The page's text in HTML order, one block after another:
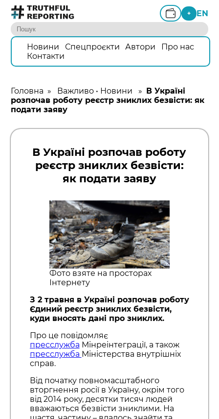
+ EN
Новини Спецпроєкти Автори
Про нас
Контакти
Головна » Важливо • Новини » В Україні
розпочав роботу реєстр зниклих безвісти: як
подати заяву
В Україні розпочав роботу
реєстр зниклих безвісти:
як подати заяву
Фото взяте на просторах
Інтернету
З 2 травня в Україні розпочав роботу
Єдиний реєстр зниклих безвісти,
куди вносять дані про зниклих.
Про це повідомляє
пресслужба Мінреінтеграції, а також
пресслужба Міністерства внутрішніх
справ.
Від початку повномасштабного
вторгнення росії в Україну, окрім того
від 2014 року, десятки тисяч людей
вважаються безвісти зниклими. На